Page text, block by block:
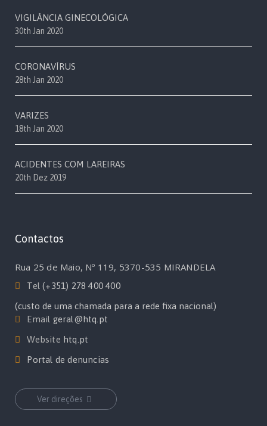
VIGILÂNCIA GINECOLÓGICA
30th Jan 2020
CORONAVÍRUS
28th Jan 2020
VARIZES
18th Jan 2020
ACIDENTES COM LAREIRAS
20th Dez 2019
Contactos
Rua 25 de Maio, Nº 119, 5370-535 MIRANDELA
Tel(+351) 278 400 400
(custo de uma chamada para a rede fixa nacional)
Email geral@htq.pt
Website htq.pt
Portal de denuncias
Ver direções